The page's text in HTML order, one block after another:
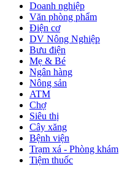
Doanh nghiệp
Văn phòng phẩm
Điện cơ
DV Nông Nghiệp
Bưu điện
Mẹ & Bé
Ngân hàng
Nông sản
ATM
Chợ
Siêu thị
Cây xăng
Bệnh viện
Trạm xá - Phòng khám
Tiệm thuốc